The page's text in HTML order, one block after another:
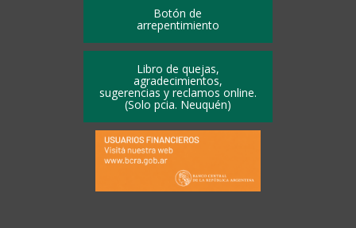
Botón de
arrepentimiento
Libro de quejas,
agradecimientos,
sugerencias y reclamos online.
(Solo pcia. Neuquén)